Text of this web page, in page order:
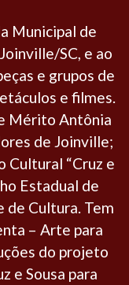
Municipal de
SC, e ao
e grupos de
e filmes.
Mérito Antônia
de Joinville;
Cultural “Cruz e
Estadual de
de Cultura. Tem
– Arte para
do projeto
e Sousa para